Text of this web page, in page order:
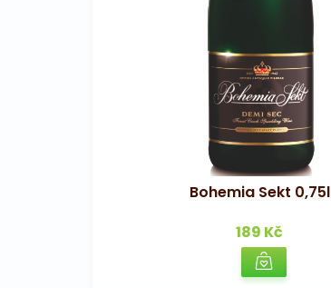
Bohemia Sekt 0,75l
189 Kč